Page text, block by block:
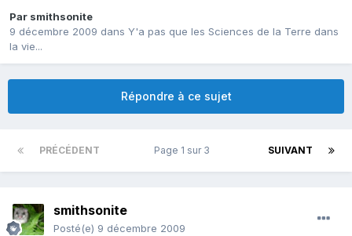
Par smithsonite
9 décembre 2009 dans Y'a pas que les Sciences de la Terre dans
la vie...
Répondre à ce sujet
PRÉCÉDENT SUIVANT
Page 1 sur 3
smithsonite
Posté(e) 9 décembre 2009